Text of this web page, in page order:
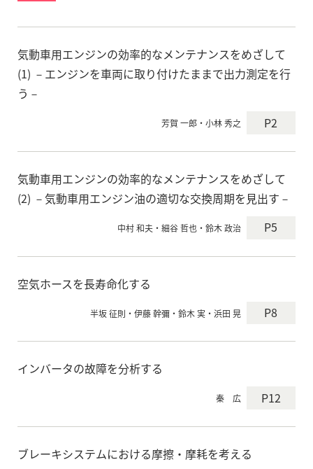
気動車用エンジンの効率的なメンテナンスをめざして
(1) －エンジンを車両に取り付けたままで出力測定を行
う－
芳賀 一郎・小林 秀之 P2
気動車用エンジンの効率的なメンテナンスをめざして
(2) －気動車用エンジン油の適切な交換周期を見出す－
中村 和夫・細谷 哲也・鈴木 政治 P5
空気ホースを長寿命化する
半坂 征則・伊藤 幹彌・鈴木 実・浜田 晃 P8
インバータの故障を分析する
秦 広 P12
ブレーキシステムにおける摩擦・摩耗を考える